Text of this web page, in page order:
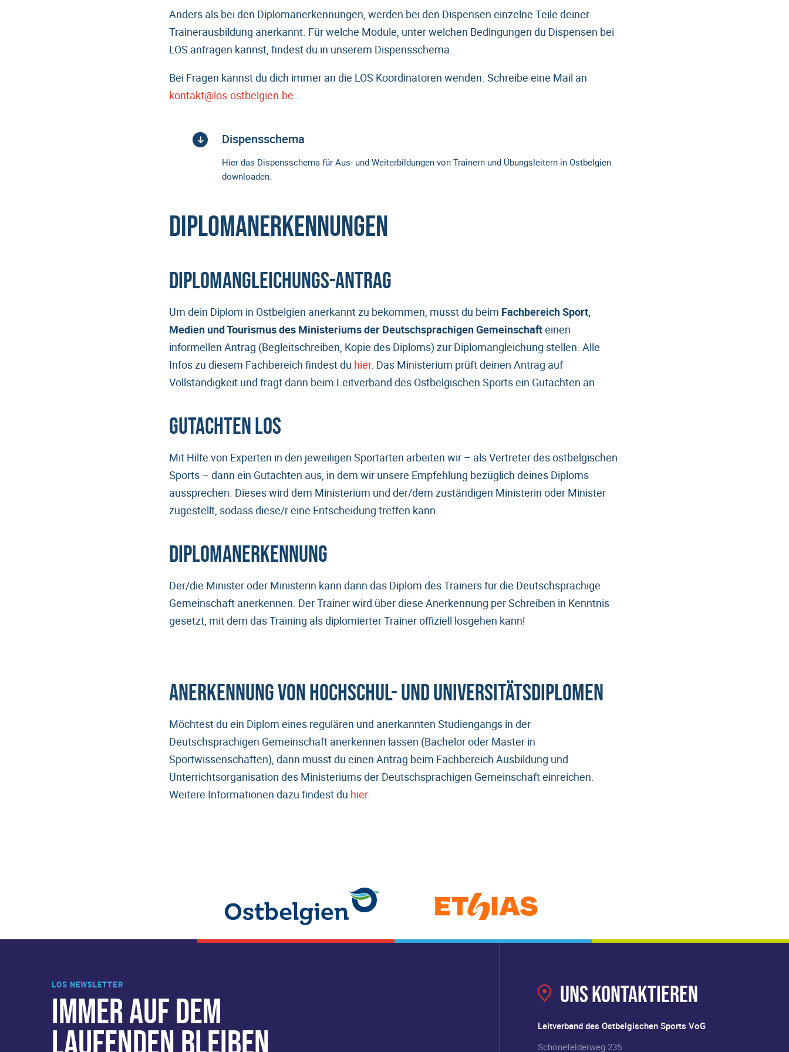
Anders als bei den Diplomanerkennungen, werden bei den Dispensen einzelne Teile deiner
Trainerausbildung anerkannt. Für welche Module, unter welchen Bedingungen du Dispensen bei
LOS anfragen kannst, findest du in unserem Dispensschema.
Bei Fragen kannst du dich immer an die LOS Koordinatoren wenden. Schreibe eine Mail an
kontakt@los-ostbelgien.be
Dispensschema
Hier das Dispensschema für Aus- und Weiterbildungen von Trainern und Übungsleitern in Ostbelgien
downloaden.
Diplomanerkennungen
Diplomangleichungs-Antrag
Um dein Diplom in Ostbelgien anerkannt zu bekommen, musst du beim Fachbereich Sport,
Medien und Tourismus des Ministeriums der Deutschsprachigen Gemeinschafteinen
informellen Antrag (Begleitschreiben, Kopie des Diploms) zur Diplomangleichung stellen. Alle
Infos zu diesem Fachbereich findest du hier. Das Ministerium prüft deinen Antrag auf
Vollständigkeit und fragt dann beim Leitverband des Ostbelgischen Sports ein Gutachten an.
Gutachten LOS
Mit Hilfe von Experten in den jeweiligen Sportarten arbeiten wir – als Vertreter des ostbelgischen
Sports – dann ein Gutachten aus, in dem wir unsere Empfehlung bezüglich deines Diploms
aussprechen. Dieses wird dem Ministerium und der/dem zuständigen Ministerin oder Minister
zugestellt, sodass diese/r eine Entscheidung treffen kann.
Diplomanerkennung
Der/die Minister oder Ministerin kann dann das Diplom des Trainers für die Deutschsprachige
Gemeinschaft anerkennen. Der Trainer wird über diese Anerkennung per Schreiben in Kenntnis
gesetzt, mit dem das Training als diplomierter Trainer offiziell losgehen kann!
Anerkennung von Hochschul- und Universitätsdiplomen
Möchtest du ein Diplom eines regulären und anerkannten Studiengangs in der
Deutschsprachigen Gemeinschaft anerkennen lassen (Bachelor oder Master in
Sportwissenschaften), dann musst du einen Antrag beim Fachbereich Ausbildung und
Unterrichtsorganisation des Ministeriums der Deutschsprachigen Gemeinschaft einreichen.
Weitere Informationen dazu findest du hier.
LOS NEWSLETTER
IMMER AUF DEM
LAUFENDEN BLEIBEN
Uns kontaktieren
Leitverband des Ostbelgischen Sports VoG
Schönefelderweg 235